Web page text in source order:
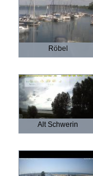
Röbel
Alt Schwerin